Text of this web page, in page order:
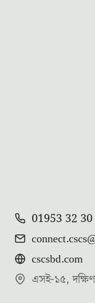
01953 32
cscsbd.com
এসই-১৫, দক্ষিণ